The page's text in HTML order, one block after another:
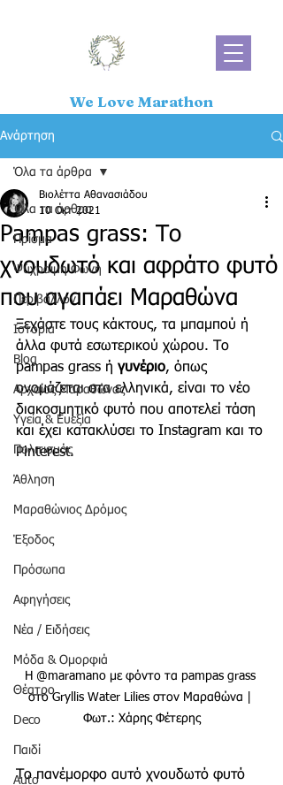
We Love Marathon
Ανάρτηση
Όλα τα άρθρα
Πρίσμα
Ψύχραιμη Φωνή
Περιβάλλον
Ιστορία
Blog
Αρχαίος Μαραθώνας
Υγεία & Ευεξία
Πολιτισμός
Άθληση
Μαραθώνιος Δρόμος
Έξοδος
Πρόσωπα
Αφηγήσεις
Νέα / Ειδήσεις
Μόδα & Ομορφιά
Θέατρο
Deco
Παιδί
Auto
Όλα τα άρθρα
Pampas grass: Το
χνουδωτό και αφράτο φυτό
που αγαπάει Μαραθώνα
Βιολέττα Αθανασιάδου
10 Οκτ 2021
Ξεχάστε τους κάκτους, τα μπαμπού ή
άλλα φυτά εσωτερικού χώρου. Το
pampas grass ή γυνέριο, όπως
ονομάζεται στα ελληνικά, είναι το νέο
διακοσμητικό φυτό που αποτελεί τάση
και έχει κατακλύσει το Instagram και το
Pinterest.
Η @maramano με φόντο τα pampas grass
στο Gryllis Water Lilies στον Μαραθώνα |
Φωτ.: Χάρης Φέτερης
Το πανέμορφο αυτό χνουδωτό φυτό